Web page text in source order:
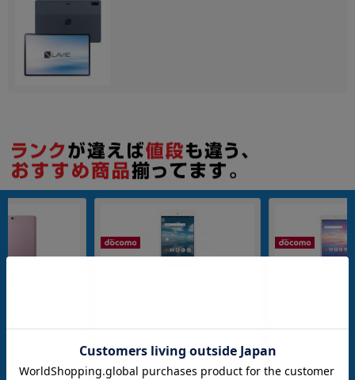
付属品: 本体のみ
在庫数：1
各項目のチェックボックスは「or検索」となります。